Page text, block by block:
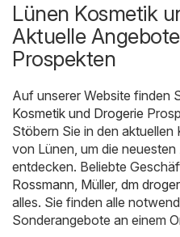
Lünen Kosmetik
Aktuelle
Prospekten
Auf unserer Website finden
Kosmetik und Drogerie
Stöbern Sie in den
von Lünen, um die
entdecken. Beliebte
Rossmann, Müller, dm
alles. Sie finden alle
Sonderangebote an einem